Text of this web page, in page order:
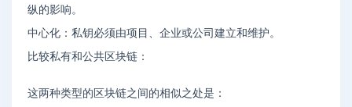
纵的影响。
中心化：私钥必须由项目、企业或公司建立和维护。
比较私有和公共区块链：
这两种类型的区块链之间的相似之处是：